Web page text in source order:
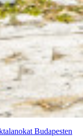
Budapesten